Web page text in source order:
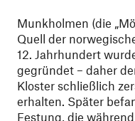
Munkholmen (die
Quell der
12. Jahrhundert
gegründet – daher
Kloster schließlich
erhalten. Später
Festung, die